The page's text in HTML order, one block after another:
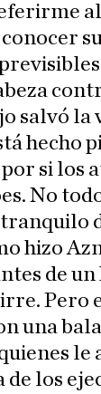
salvó la
hecho
si los
No
hizo
de
Pero
una
le
los